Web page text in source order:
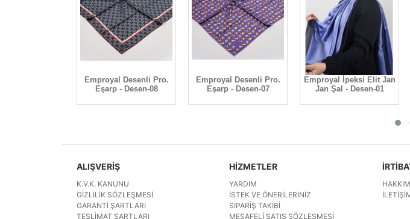
Emproyal Desenli Pro.
Eşarp - Desen-08
Emproyal Desenli Pro.
Eşarp - Desen-07
Emproyal İpeksi Elit Jan
Jan Şal - Desen-01
ALIŞVERİŞ
K.V.K. KANUNU
GIZLILIK SÖZLEŞMESI
GARANTI ŞARTLARI
TESLIMAT ŞARTLARI
HİZMETLER
YARDIM
İSTEK VE ÖNERILERINIZ
SIPARIŞ TAKIBI
MESAFELI SATIŞ SÖZLEŞMESI